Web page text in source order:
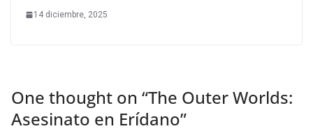
14 diciembre, 2025
One thought on “The Outer Worlds:
Asesinato en Erídano”